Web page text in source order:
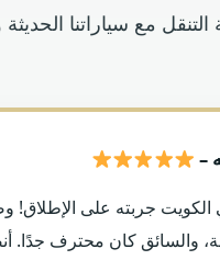
مع سياراتنا الحديثة
–
جربته على الإطلاق!
والسائق كان محترف جدًا.